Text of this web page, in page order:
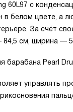
60L97 с
в белом цвете, а
За счёт
см, ширина —
барабана Pearl
управлять